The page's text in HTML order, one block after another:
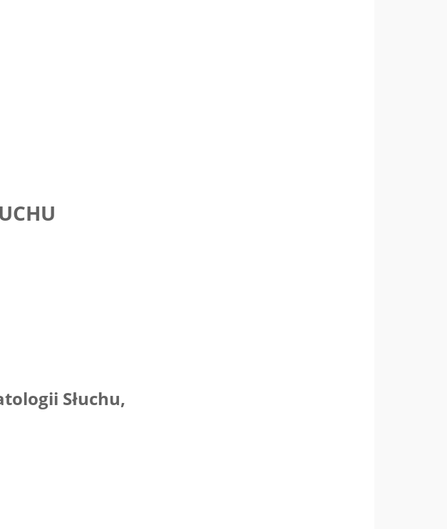
Słuchu,